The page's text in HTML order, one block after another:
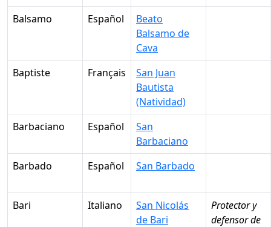
Balsamo
Español
Beato
Balsamo de
Cava
Baptiste
Français
San Juan
Bautista
(Natividad)
Barbaciano
Español
San
Barbaciano
Barbado
Español San Barbado
Bari Italiano
San Nicolás
de Bari
Protector y
defensor de